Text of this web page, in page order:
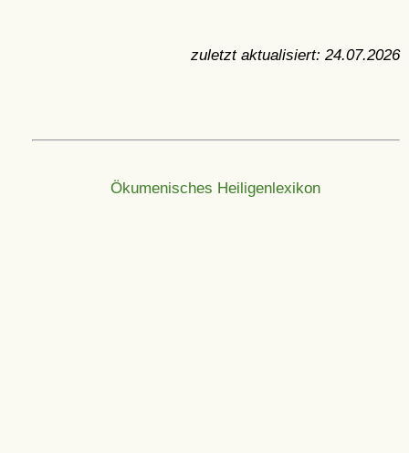
zuletzt aktualisiert: 24.07.2026
Ökumenisches Heiligenlexikon